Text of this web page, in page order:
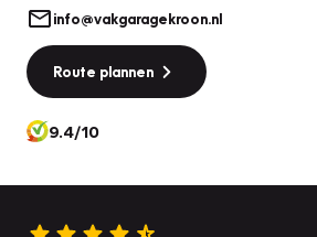
gevolgen van een ongeval. Bovenop
veiligheidsfeatures heeft deze Jeep
dodehoekdetectie en
Heeft u serieus interesse in deze auto?
info@vakgaragekroon.nl
Route plannen
9.4/10